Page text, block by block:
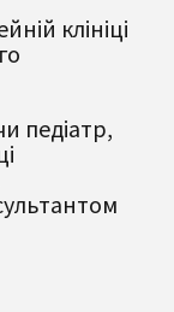
клініці
педіатр,